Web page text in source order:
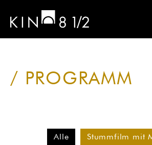
PROGRAMM
Alle Stummfilm mit